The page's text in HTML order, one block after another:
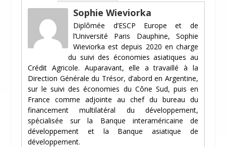
Sophie Wieviorka
Diplômée d’ESCP Europe et de
l’Université Paris Dauphine, Sophie
Wieviorka est depuis 2020 en charge
du suivi des économies asiatiques au
Crédit Agricole. Auparavant, elle a travaillé à la
Direction Générale du Trésor, d’abord en Argentine,
sur le suivi des économies du Cône Sud, puis en
France comme adjointe au chef du bureau du
financement multilatéral du développement,
spécialisée sur la Banque interaméricaine de
développement et la Banque asiatique de
développement.